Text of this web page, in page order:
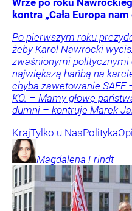
Wrze po roku
kontra „Cała Europa
Po pierwszym roku
żeby Karol Nawrocki
zwaśnionymi
największą hańbą na
chyba zawetowanie SAFE
KO. – Mamy głowę
dumni – kontruje Marek
KrajTylko u NasPolityka
Magdalena Frindt